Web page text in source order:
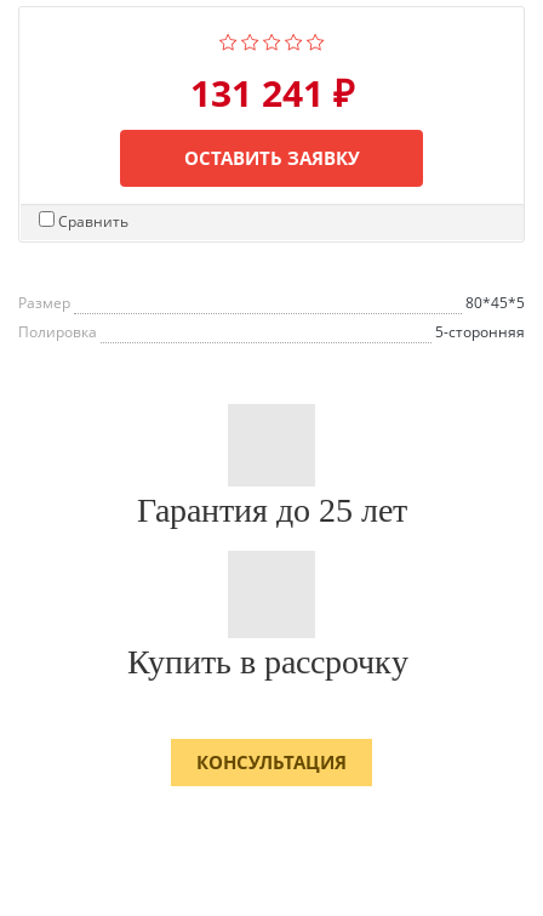
131 241 ₽
ОСТАВИТЬ ЗАЯВКУ
Сравнить
Размер
80*45*5
Полировка
5-сторонняя
Гарантия до 25 лет
Купить в рассрочку
КОНСУЛЬТАЦИЯ